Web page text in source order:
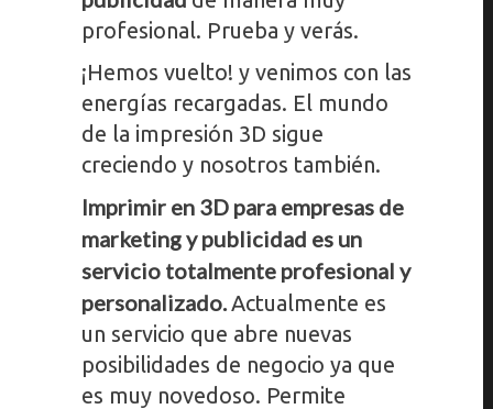
profesional. Prueba y verás.
¡Hemos vuelto! y venimos con las
energías recargadas. El mundo
de la impresión 3D sigue
creciendo y nosotros también.
Imprimir en 3D para empresas de
marketing y publicidad es un
servicio totalmente profesional y
personalizado.Actualmente es
un servicio que abre nuevas
posibilidades de negocio ya que
es muy novedoso. Permite